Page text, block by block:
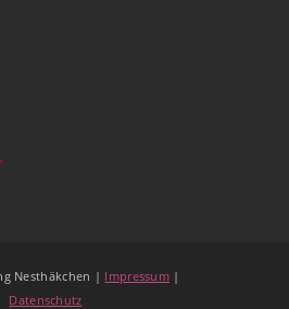
Nesthäkchen | Impressum |
Datenschutz